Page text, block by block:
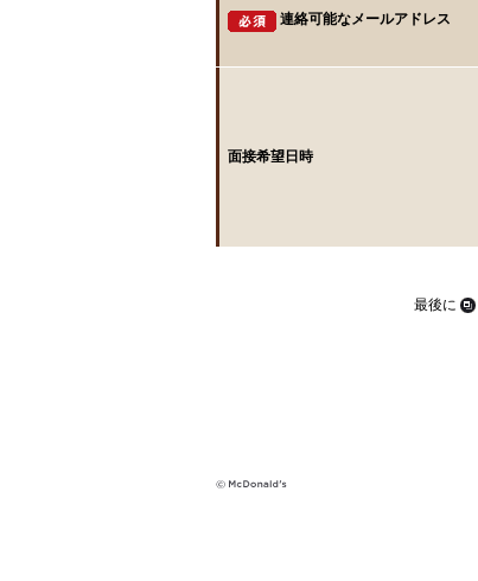
連絡可能なメールアドレス
面接希望日時
最後に